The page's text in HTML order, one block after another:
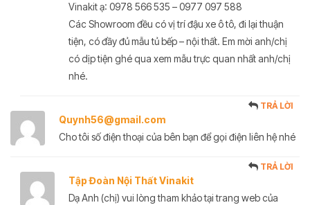
Vinakit ạ: 0978 566 535 – 0977 097 588
Các Showroom đều có vị trí đậu xe ô tô, đi lại thuận
tiện, có đầy đủ mẫu tủ bếp – nội thất. Em mời anh/chị
có dịp tiện ghé qua xem mẫu trực quan nhất anh/chị
nhé.
Quynh56@gmail.com
TRẢ LỜI
Cho tôi số điện thoại của bên bạn để gọi điện liên hệ nhé
Tập Đoàn Nội Thất Vinakit
TRẢ LỜI
Dạ Anh (chị) vui lòng tham khảo tại trang web của